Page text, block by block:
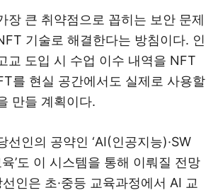
장 큰 취약점으로 꼽히는 보안 문제
기술로 해결한다는 방침이다. 인
교 도입 시 수업 이수 내역을 NFT
를 현실 공간에서도 실제로 사용할
만들 계획이다.
선인의 공약인 ‘AI(인공지능)·SW
’도 이 시스템을 통해 이뤄질 전망
인은 초·중등 교육과정에서 AI 교